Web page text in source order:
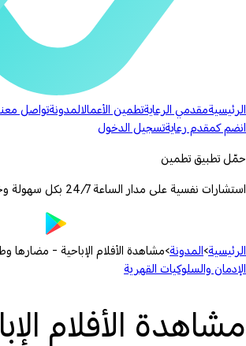
الرئيسيةمقدمي الرعايةتطمين الأعمالالمدونةتواصل
انضم كمقدم رعايةتسجيل الدخول
حمّل تطبيق تطمين
استشارات نفسية على مدار الساعة 24/7 بكل سهولة وخصوصية. يقدمها نخبة من الأطباء والمعالجين المرخصين.
الرئيسية› المدونة›مشاهدة الأفلام الإباحية - مضارها
الإدمان والسلوكيات القهرية
مشاهدة الأفلام